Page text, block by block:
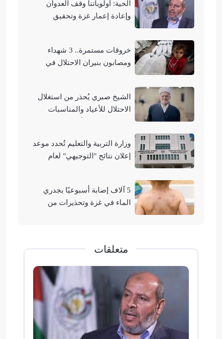
الحية: أولوياتنا وقف العدوان
وإعادة إعمار غزة وتحقيق
خروقات مستمرة.. 3 شهداء
ومصابون بنيران الاحتلال في
الشيخ صبري يُحذر من استغلال
الاحتلال للأعياد والمناسبات
وزارة التربية والتعليم تُحدد موعد
إعلان نتائج "التوجيهي" لعام
5 آلاف إصابة أسبوعيًا بجدري
الماء في غزة وتحذيرات من
متعلقات